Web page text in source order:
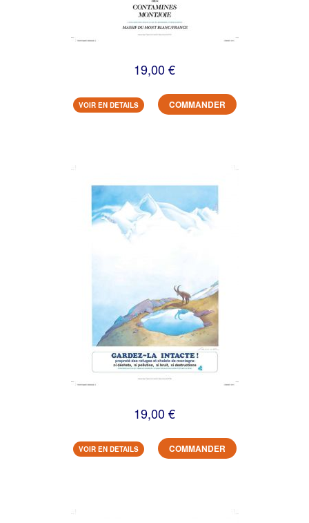
19,00 €
VOIR EN DETAILS COMMANDER
19,00 €
VOIR EN DETAILS COMMANDER